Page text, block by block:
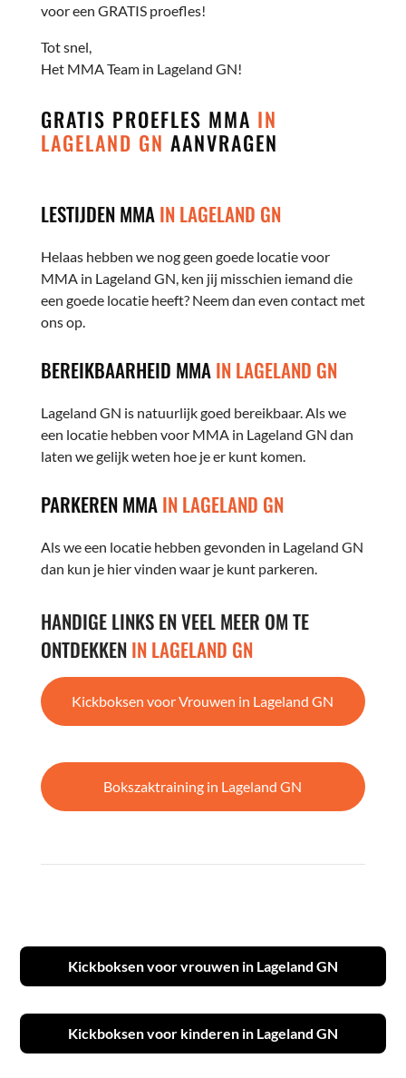
voor een GRATIS proefles!
Tot snel,
Het MMA Team in Lageland GN!
GRATIS PROEFLES MMA IN
LAGELAND GN AANVRAGEN
LESTIJDEN MMAIN LAGELAND GN
Helaas hebben we nog geen goede locatie voor
MMA in Lageland GN, ken jij misschien iemand die
een goede locatie heeft? Neem dan even contact met
ons op.
BEREIKBAARHEID MMAIN LAGELAND GN
Lageland GN is natuurlijk goed bereikbaar. Als we
een locatie hebben voor MMA in Lageland GN dan
laten we gelijk weten hoe je er kunt komen.
PARKEREN MMAIN LAGELAND GN
Als we een locatie hebben gevonden in Lageland GN
dan kun je hier vinden waar je kunt parkeren.
HANDIGE LINKS EN VEEL MEER OM TE
ONTDEKKENIN LAGELAND GN
Kickboksen voor Vrouwen in Lageland GN
Bokszaktraining in Lageland GN
Kickboksen voor vrouwen in Lageland GN
Kickboksen voor kinderen in Lageland GN